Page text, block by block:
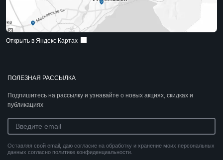
ПОЛЕЗНАЯ РАССЫЛКА
Подпишитесь на рассылку и узнавайте о новых акциях, скидках и
публикациях
Оставляя свой email, даю согласие на обработку и хранение моих персональных
данных согласно политике конфиденциальности.
Открыть в Яндекс Картах